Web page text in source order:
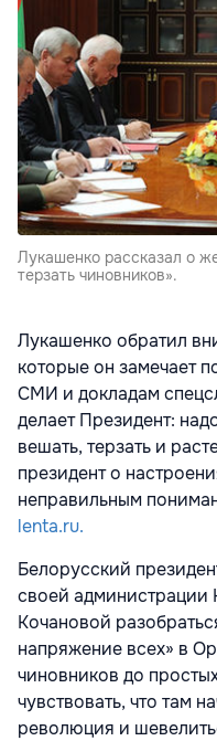
Лукашенко рассказал о
терзать чиновников».
Лукашенко обратил
которые он замечает
СМИ и докладам
делает Президент:
вешать, терзать и
президент о
неправильным
lenta.ru.
Белорусский
своей администрации
Кочановой
напряжение всех» в
чиновников до
чувствовать, что там
революция и